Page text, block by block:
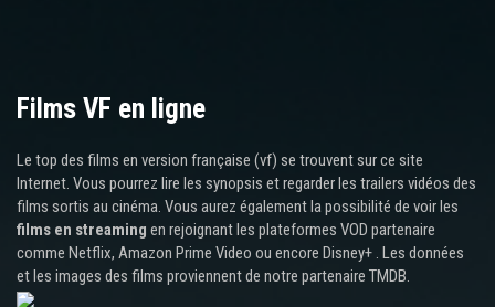
Films VF en ligne
Le top des films en version française (vf) se trouvent sur ce site
Internet. Vous pourrez lire les synopsis et regarder les trailers vidéos des
films sortis au cinéma. Vous aurez également la possibilité de voir les
films en streaming en rejoignant les plateformes VOD partenaire
comme Netflix, Amazon Prime Video ou encore Disney+ . Les données
et les images des films proviennent de notre partenaire TMDB.